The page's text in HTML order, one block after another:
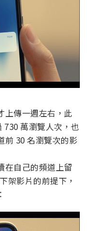
上傳一週左右，此
730 萬瀏覽人次，也
30 名瀏覽次的影
在自己的頻道上留
架影片的前提下，